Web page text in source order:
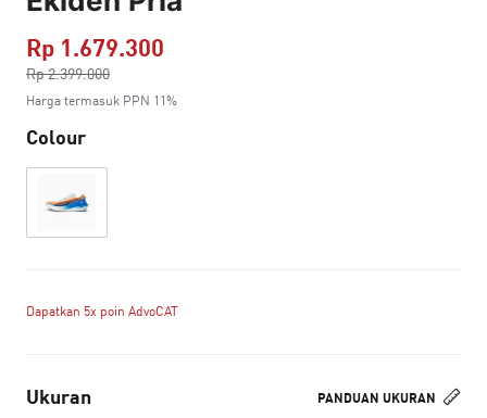
Rp 1.679.300
Rp 2.399.000
ke
Harga termasuk PPN 11%
Colour
Dapatkan 5x poin AdvoCAT
PANDUAN UKURAN
Ukuran